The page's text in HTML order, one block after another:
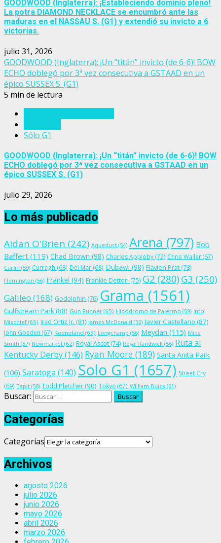
GOODWOOD (Inglaterra): ¡Estableciendo dominio pleno!
La potra DIAMOND NECKLACE se encumbró ante las
maduras en el NASSAU S. (G1) y extendió su invicto a 6
victorias.
julio 31, 2026
GOODWOOD (Inglaterra): ¡Un “titán” invicto (de 6-6)! BOW
ECHO doblegó por 3ª vez consecutiva a GSTAAD en un
épico SUSSEX S. (G1)
5 min de lectura
Sólo G1
GOODWOOD (Inglaterra): ¡Un “titán” invicto (de 6-6)! BOW
ECHO doblegó por 3ª vez consecutiva a GSTAAD en un
épico SUSSEX S. (G1)
julio 29, 2026
Lo más publicado
Aidan O'Brien (242) Aqueduct (54) Arena (797) Bob
Baffert (119) Chad Brown (98) Charles Appleby (72) Chris Waller(67)
Curlin (59) Curragh (68) Del Mar (68) Dubawi (98) Flavien Prat (78)
Flemington (56) Frankel (94) Frankie Dettori (75) G2 (280)G3 (250)
Galileo (168) Godolphin (76) Grama (1561)
Gulfstream Park(88) Gun Runner (65) Hipódromo de Palermo (59) Into
Mischief (65) Irad Ortiz Jr. (81) James McDonald (56) Javier Castellano (87)
John Gosden (67) Keeneland (65) Longchamp (56) Meydan (115) Mike
Smith (57) Newmarket (62) Royal Ascot (74) Royal Randwick (56) Ruta al
Kentucky Derby(146) Ryan Moore (189) Santa Anita Park
(106) Saratoga (140) Solo G1 (1657) Street Cry
(69) Tapit (58) Todd Pletcher(90) Tokyo (67) William Buick (61)
Buscar:
Categorías
Categorías
Archivos
agosto 2026
julio 2026
junio 2026
mayo 2026
abril 2026
marzo 2026